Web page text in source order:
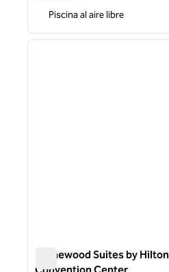
Piscina al aire libre
1 de 11
Homewood Suites by